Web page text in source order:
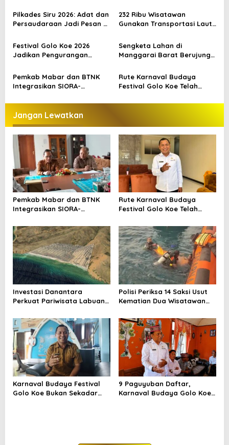
o
Laut Jadi Puncak Acara
Pilkades Siru 2026: Adat dan
Persaudaraan Jadi Pesan di
232 Ribu Wisatawan
Gunakan Transportasi Laut
Keselamatan Jadi Prioritas
Festival Golo Koe 2026
Jadikan Pengurangan
Bersama Warga Labuan
Bajo
Sengketa Lahan di
Manggarai Barat Berujung
Pondok Dibakar
Pemkab Mabar dan BTNK
Integrasikan SIORA-
Rute Karnaval Budaya
Festival Golo Koe Telah
Jangan Lewatkan
Pemkab Mabar dan BTNK
Integrasikan SIORA-
Rute Karnaval Budaya
Festival Golo Koe Telah
Investasi Danantara
Perkuat Pariwisata Labuan
Premium
Polisi Periksa 14 Saksi Usut
Kematian Dua Wisatawan
Karnaval Budaya Festival
Golo Koe Bukan Sekadar
9 Paguyuban Daftar,
Karnaval Budaya Golo Koe